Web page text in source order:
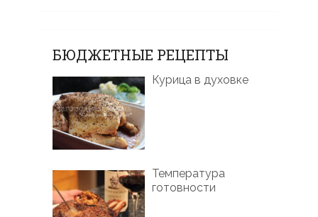
БЮДЖЕТНЫЕ РЕЦЕПТЫ
Курица в духовке
Температура
готовности